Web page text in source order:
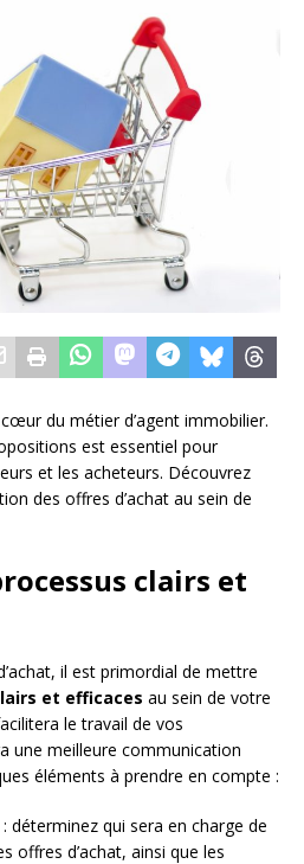
du métier d’agent immobilier.
est essentiel pour
et les acheteurs. Découvrez
des offres d’achat au sein de
clairs et
il est primordial de mettre
et efficaces au sein de votre
le travail de vos
une meilleure communication
éléments à prendre en compte :
déterminez qui sera en charge de
offres d’achat, ainsi que les